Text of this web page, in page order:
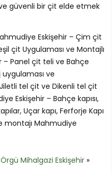
güvenli bir çit elde etmek
Eskişehir – Çim çit
çit Uygulaması ve Montajlı
– Panel çit teli ve Bahçe
ve
tel çit ve Dikenli tel çit
Eskişehir – Bahçe kapısı,
Uçar kapı, Ferforje Kapı
montajı Mahmudiye
Mihalgazi Eskişehir »